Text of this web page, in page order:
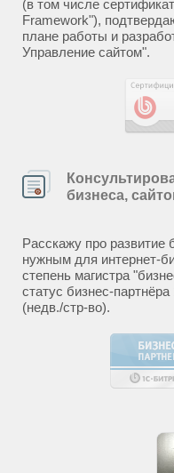
(в том числе
Framework"),
плане работы и
Управление сайтом".
бизнеса,
Расскажу про развитие
нужным для интернет-
степень магистра
статус бизнес-
(недв./стр-во).